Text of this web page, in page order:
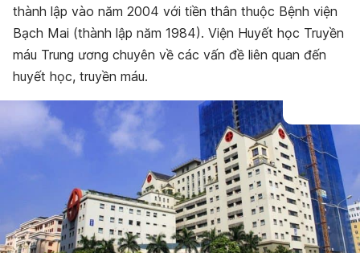
thành lập vào năm 2004 với tiền thân thuộc Bệnh viện
Bạch Mai (thành lập năm 1984). Viện Huyết học Truyền
máu Trung ương chuyên về các vấn đề liên quan đến
huyết học, truyền máu.